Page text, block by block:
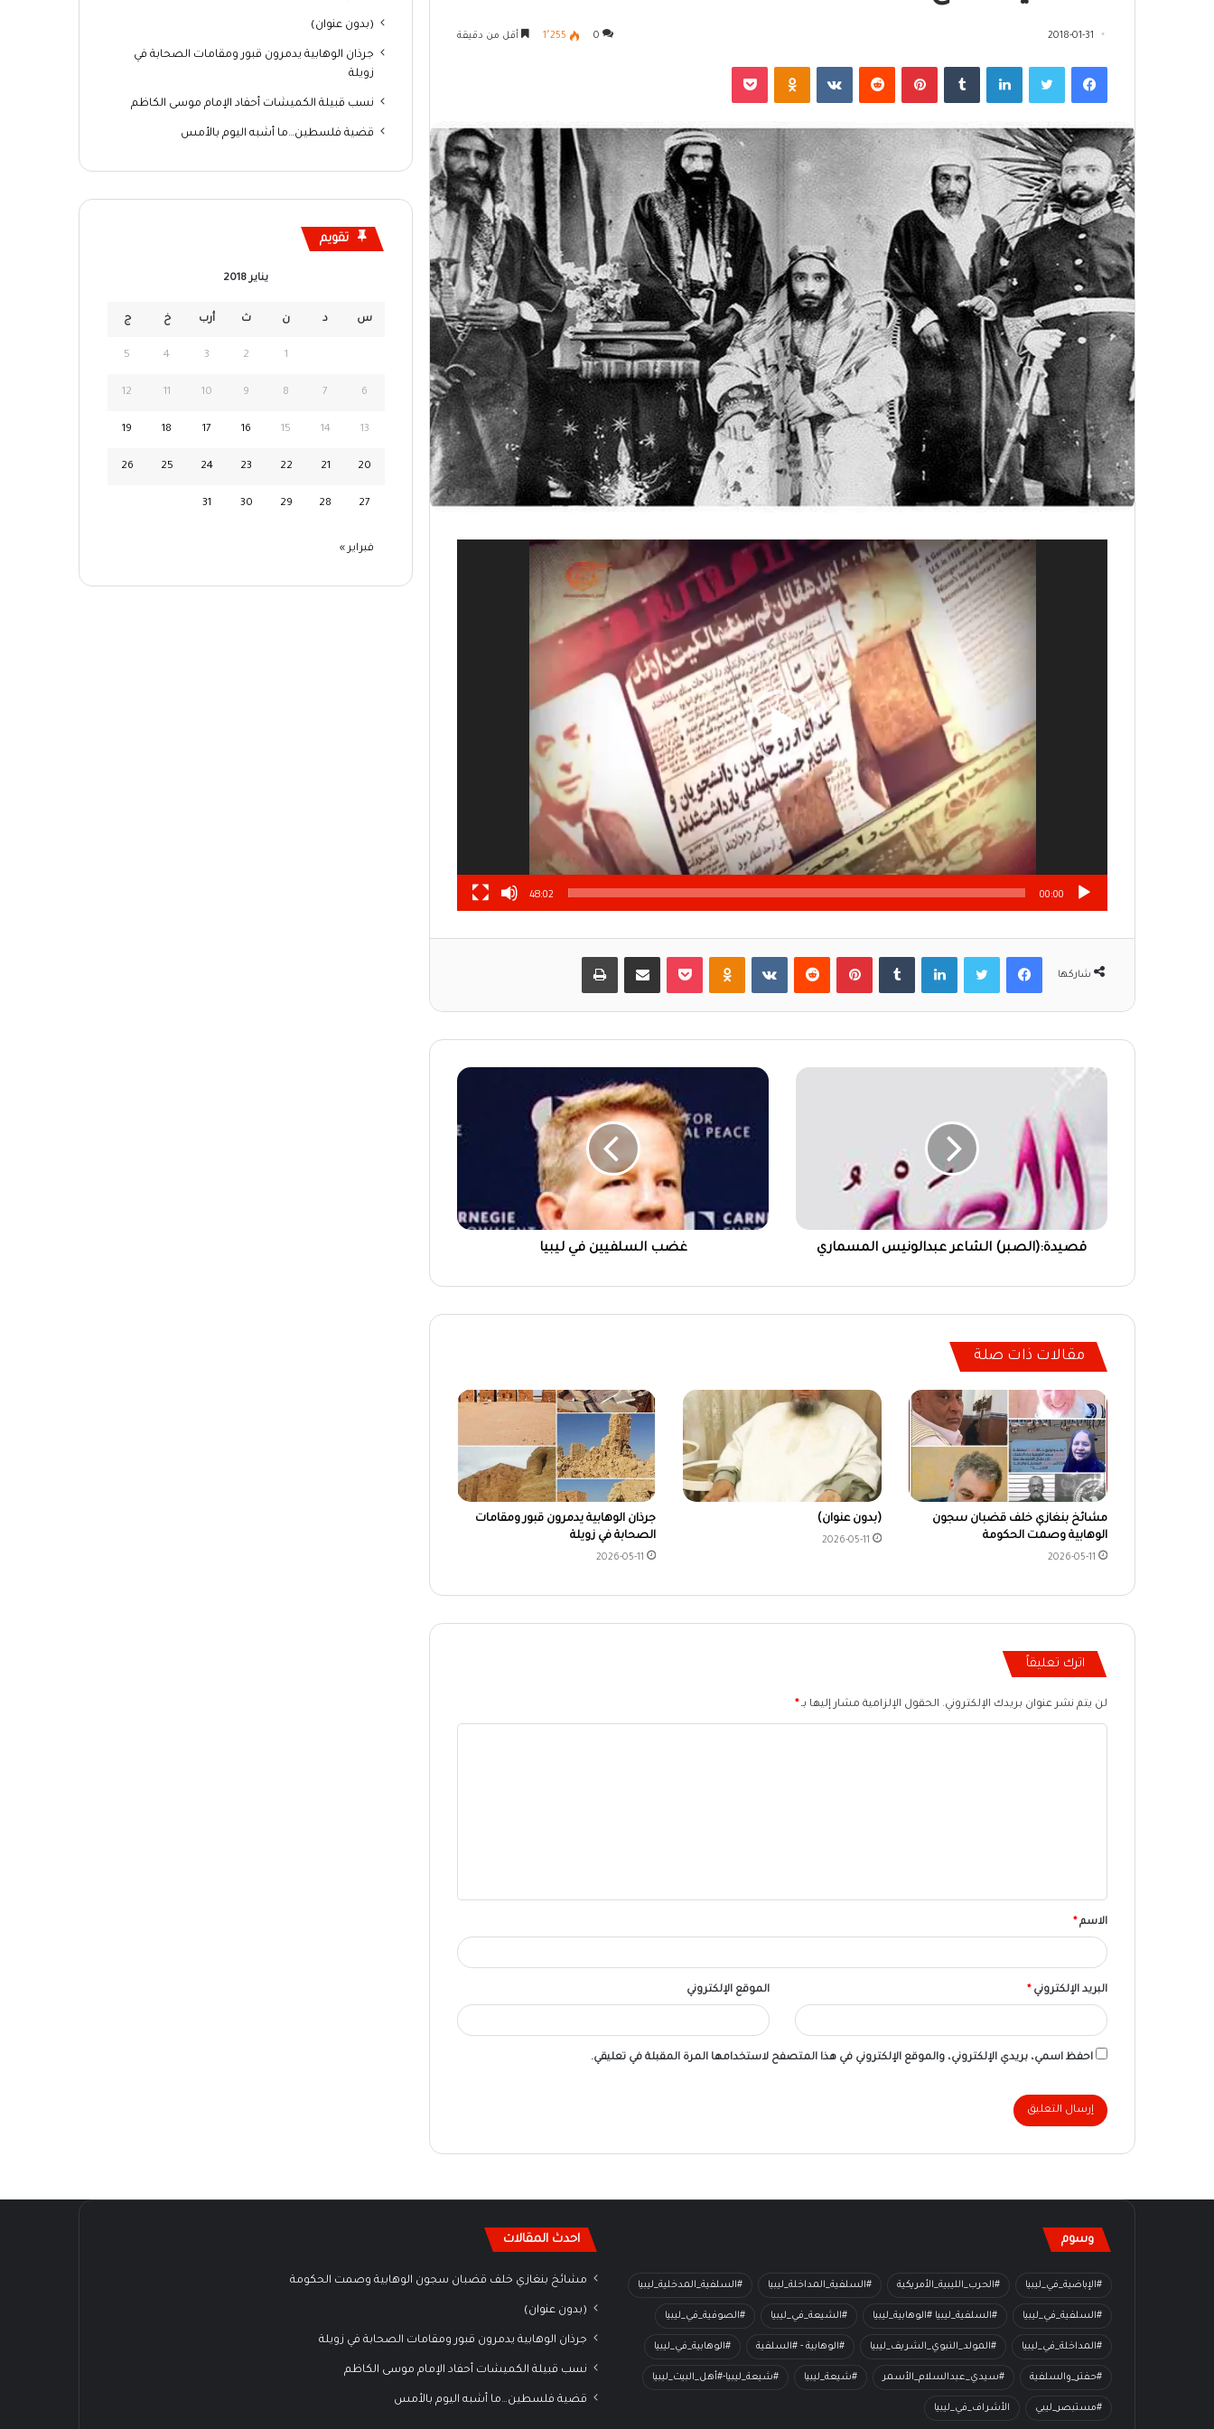
2018-01-31
0 1٬255 أقل من دقيقة
فيسبوك لينكدإن بينتيريست
00:00
48:02
شاركها
فيسبوك لينكدإن بينتيريست بوكيت
قصيدة:(الصبر) الشاعر عبدالونيس المسماري غضب السلفيين في ليبيا
مقالات ذات صلة
مشائخ بنغازي خلف قضبان سجون
الوهابية وصمت الحكومة
2026-05-11
(بدون عنوان)
2026-05-11
جرذان الوهابية يدمرون قبور ومقامات
الصحابة في زويلة
2026-05-11
اترك تعليقاً
لن يتم نشر عنوان بريدك الإلكتروني. الحقول الإلزامية مشار إليها بـ*
ق
الاسم*
البريد الإلكتروني* الموقع الإلكتروني
احفظ اسمي، بريدي الإلكتروني، والموقع الإلكتروني في هذا المتصفح لاستخدامها المرة المقبلة في تعليقي.
(بدون عنوان)
جرذان الوهابية يدمرون قبور ومقامات الصحابة في
زويلة
نسب قبيلة الكميشات أحفاد الإمام موسى الكاظم
قضية فلسطين…ما أشبه اليوم بالأمس
تقويم
يناير 2018
س د ن ث أرب خ ج
1
2
3
4
5
6
7
8
9
10
11
12
13
14
15
16
17
18
19
20
21
22
23
24
25
26
27
28
29
30
31
فبراير »
وسوم
#الإباضية_في_ليبيا #الحرب_الليبية_الأمريكية #السلفية_المداخلة_ليبيا #السلفية_المدخلية_ليبيا
#السلفية_في_ليبيا #السلفية_ليبيا #الوهابية_ليبيا #الشيعة_في_ليبيا #الصوفية_في_ليبيا
#المداخلة_في_ليبيا #المولد_النبوي_الشريف_ليبيا #الوهابية - #السلفية #الوهابية_في_ليبيا
#حفتر_والسلفية #سيدي_عبدالسلام_الأسمر #شيعة_ليبيا #شيعة_ليبيا-#أهل_البيت_ليبيا
#مستبصر_ليبي الأشراف_في_ليبيا
احدث المقالات
مشائخ بنغازي خلف قضبان سجون الوهابية وصمت الحكومة
(بدون عنوان)
جرذان الوهابية يدمرون قبور ومقامات الصحابة في زويلة
نسب قبيلة الكميشات أحفاد الإمام موسى الكاظم
قضية فلسطين…ما أشبه اليوم بالأمس